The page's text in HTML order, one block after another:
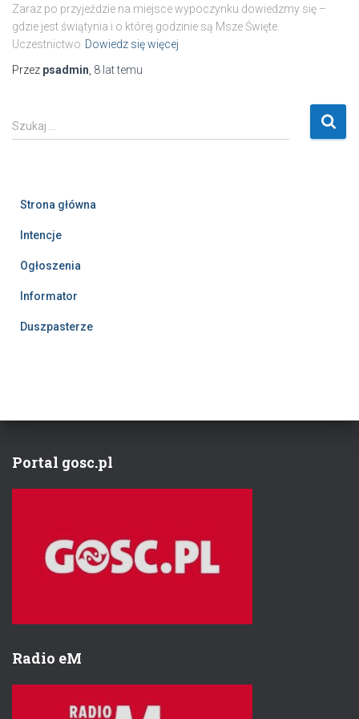
Zaraz po przyjeździe na miejsce wypoczynku dowiedzmy się –
gdzie jest świątynia i o której godzinie są Msze Święte.
Uczestnictwo Dowiedz się więcej
Przez psadmin 8 lattemu
S
z
Szukaj …
Strona główna
Intencje
Ogłoszenia
Informator
Duszpasterze
Portal gosc.pl
Radio eM